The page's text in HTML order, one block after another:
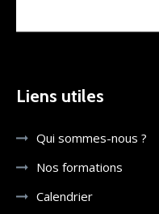
Liens utiles
Qui sommes-nous ?
Nos formations
Calendrier